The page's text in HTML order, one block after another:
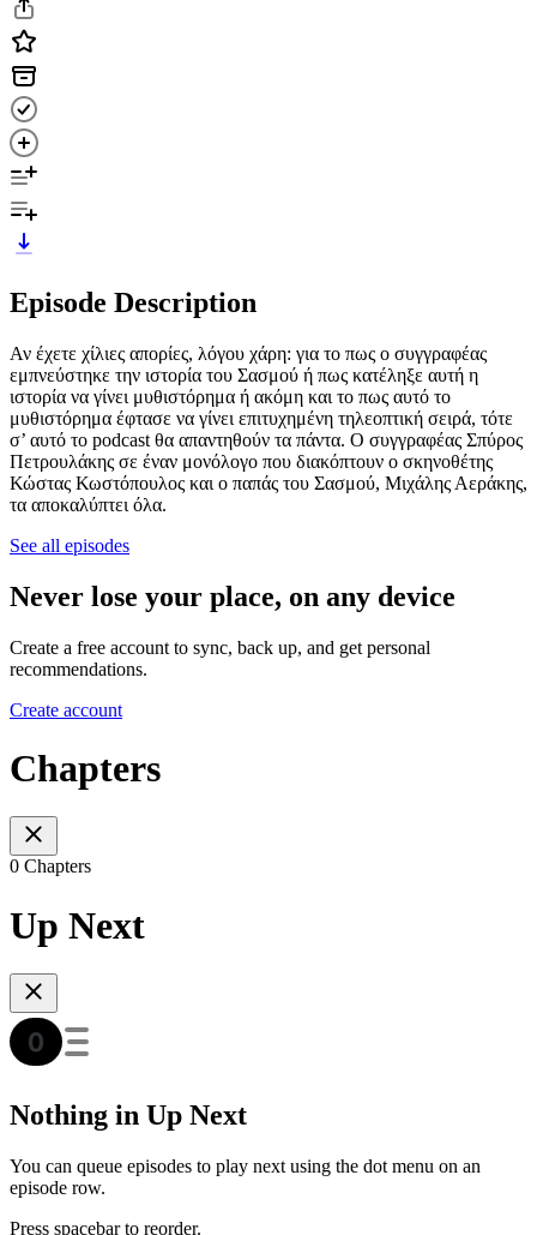
Episode Description
Αν έχετε χίλιες απορίες, λόγου χάρη: για το πως ο συγγραφέας
εμπνεύστηκε την ιστορία του Σασμού ή πως κατέληξε αυτή η
ιστορία να γίνει μυθιστόρημα ή ακόμη και το πως αυτό το
μυθιστόρημα έφτασε να γίνει επιτυχημένη τηλεοπτική σειρά, τότε
σ’ αυτό το podcast θα απαντηθούν τα πάντα. Ο συγγραφέας Σπύρος
Πετρουλάκης σε έναν μονόλογο που διακόπτουν ο σκηνοθέτης
Κώστας Κωστόπουλος και ο παπάς του Σασμού, Μιχάλης Αεράκης,
τα αποκαλύπτει όλα.
See all episodes
Never lose your place, on any device
Create a free account to sync, back up, and get personal
recommendations.
Create account
Chapters
0 Chapters
Up Next
Nothing in Up Next
You can queue episodes to play next using the dot menu on an
episode row.
Press spacebar to reorder.